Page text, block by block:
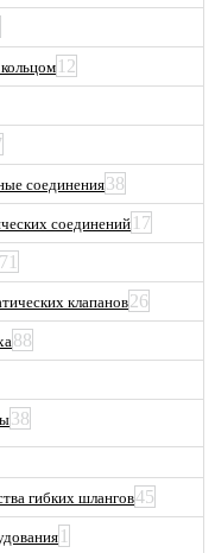
12
соединения38
соединений17
71
клапанов26
88
38
гибких шлангов45
1